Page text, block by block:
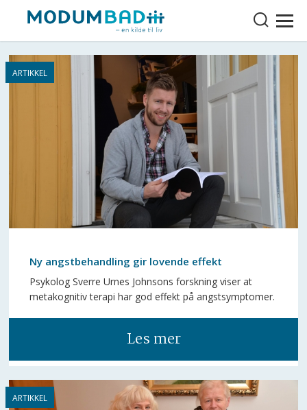
Ny angstbehandling gir lovende effekt
Psykolog Sverre Urnes Johnsons forskning viser at
metakognitiv terapi har god effekt på angstsymptomer.
Les mer